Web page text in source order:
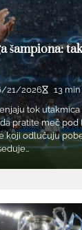
šampiona:
21/2026
13
tok
pratite meč pod
koji odlučuju